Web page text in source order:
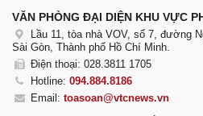
VĂN PHÒNG ĐẠI DIỆN KHU VỰC
Lầu 11, tòa nhà VOV, số 7, đường
Sài Gòn, Thành phố Hồ Chí Minh.
Điện thoại: 028.3811 1705
Hotline:094.884.8186
Email:toasoan@vtcnews.vn